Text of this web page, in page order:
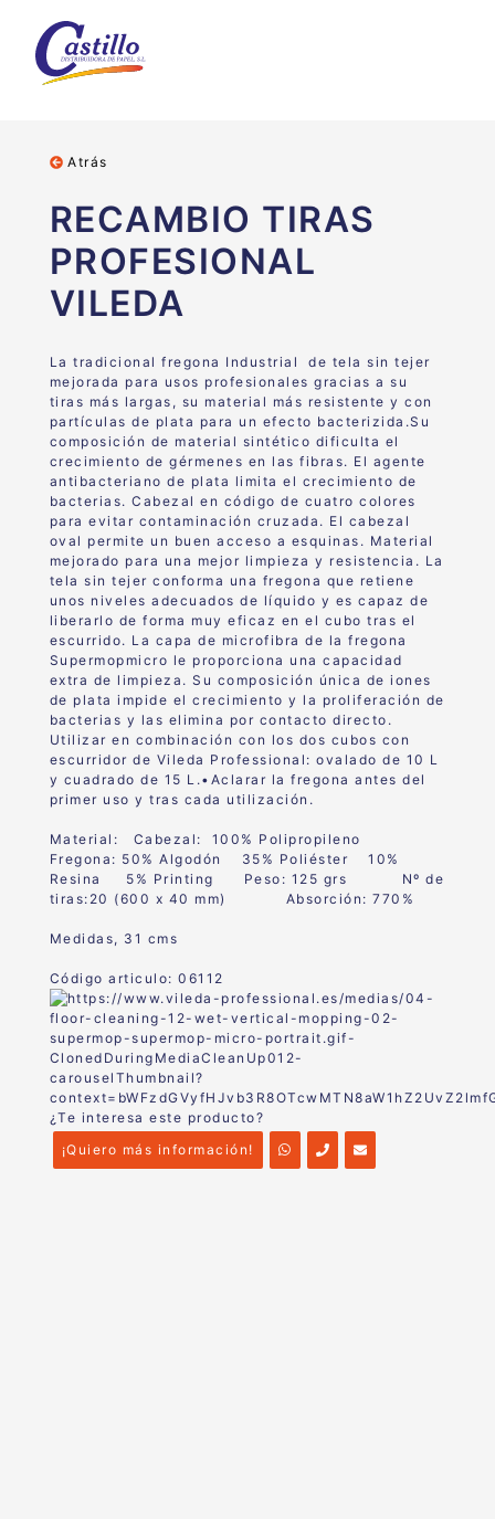
Atrás
RECAMBIO TIRAS
PROFESIONAL
VILEDA
La tradicional fregona Industrial de tela sin tejer
mejorada para usos profesionales gracias a su
tiras más largas, su material más resistente y con
partículas de plata para un efecto bacterizida.Su
composición de material sintético dificulta el
crecimiento de gérmenes en las fibras. El agente
antibacteriano de plata limita el crecimiento de
bacterias. Cabezalen código de cuatro colores
paraevitar contaminación cruzada. El cabezal
oval permite un buen acceso a esquinas. Material
mejorado para una mejor limpieza y resistencia. La
tela sin tejer conforma una fregona que retiene
unos niveles adecuados de líquido y es capaz de
liberarlo de forma muy eficaz en el cubo tras el
escurrido. La capa de microfibra de la fregona
Supermopmicro le proporciona una capacidad
extra de limpieza. Su composición única de iones
de plata impide el crecimiento y la proliferación de
bacterias y las elimina por contacto directo.
Utilizar en combinación con los dos cubos con
escurridor de Vileda Professional: ovalado de 10 L
y cuadrado de 15 L.•Aclarar la fregona antes del
primer uso y tras cada utilización.
Material: Cabezal: 100% Polipropileno
Fregona: 50% Algodón 35% Poliéster10%
Resina 5% Printing Peso: 125 grs Nº de
tiras: 20 (600 x 40 mm) Absorción:770%
Medidas, 31 cms
Código articulo: 06112
¿Te interesa este producto?
¡Quiero más información!